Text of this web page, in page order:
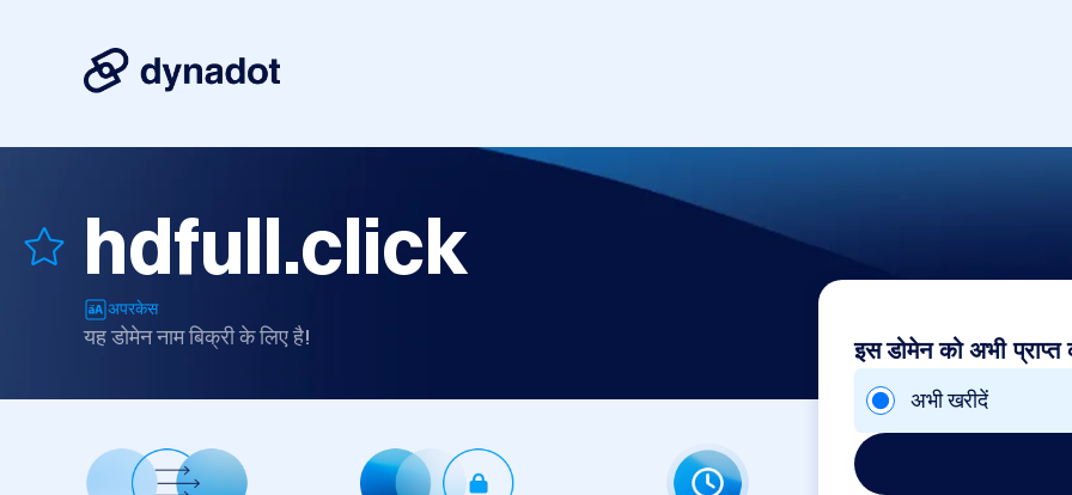
hdfull.click
अपरकेस
यह डोमेन नाम बिक्री के लिए है! इस डोमेन को अभी प्राप्त
अभी खरीदें